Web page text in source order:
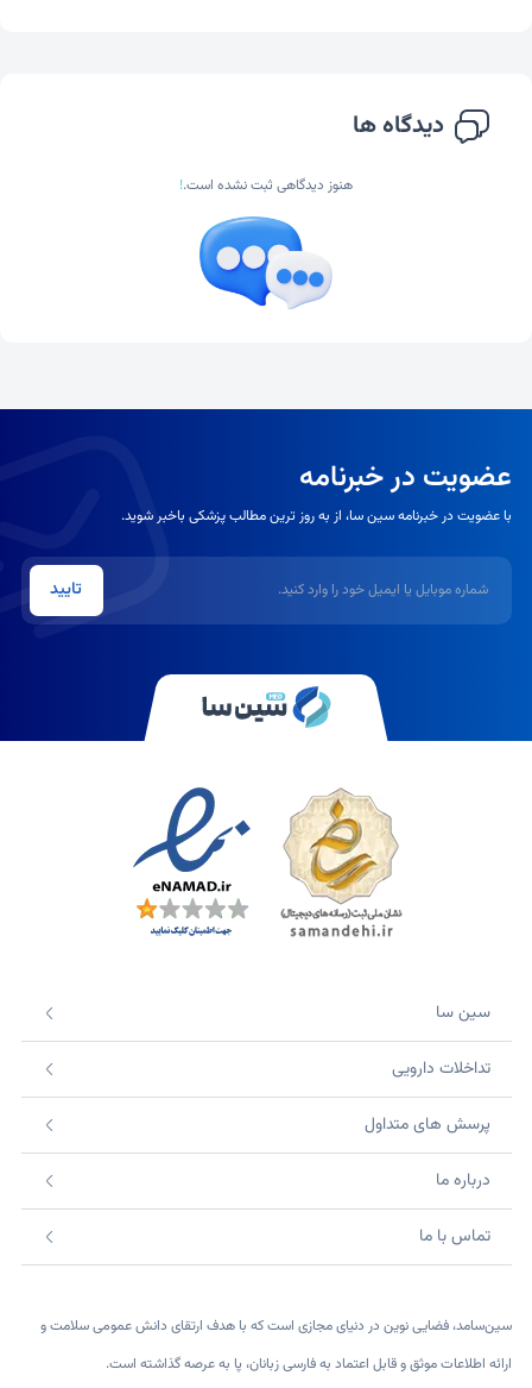
دیدگاه ها
هنوز دیدگاهی ثبت نشده است.!
عضویت در خبرنامه
با عضویت در خبرنامه سین سا، از به روز ترین مطالب پزشکی باخبر شوید.
شماره موبایل یا ایمیل
تایید
سین سا
تداخلات دارویی
پرسش های متداول
درباره ما
تماس با ما
سین‌سامد، فضایی نوین در دنیای مجازی است که با هدف ارتقای دانش عمومی سلامت و
ارائه اطلاعات موثق و قابل اعتماد به فارسی زبانان، پا به عرصه گذاشته است.